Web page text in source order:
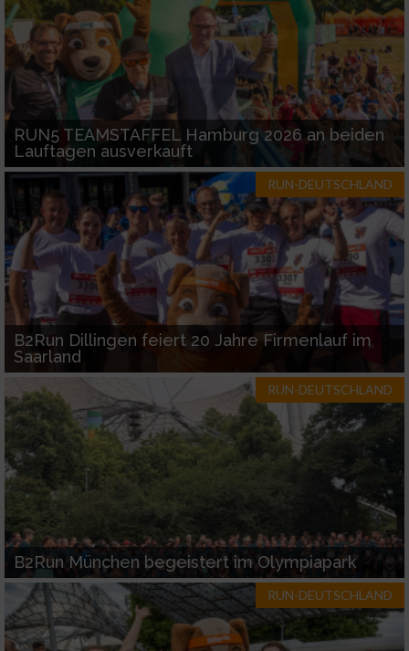
RUN5 TEAMSTAFFEL Hamburg 2026 an beiden
Lauftagen ausverkauft
RUN-DEUTSCHLAND
B2Run Dillingen feiert 20 Jahre Firmenlauf im
Saarland
RUN-DEUTSCHLAND
B2Run München begeistert im Olympiapark
RUN-DEUTSCHLAND